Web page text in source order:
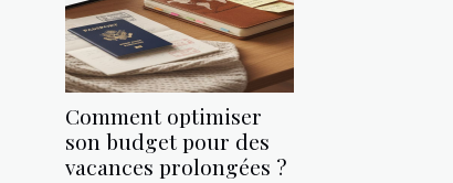
Comment optimiser
son budget pour des
vacances prolongées ?